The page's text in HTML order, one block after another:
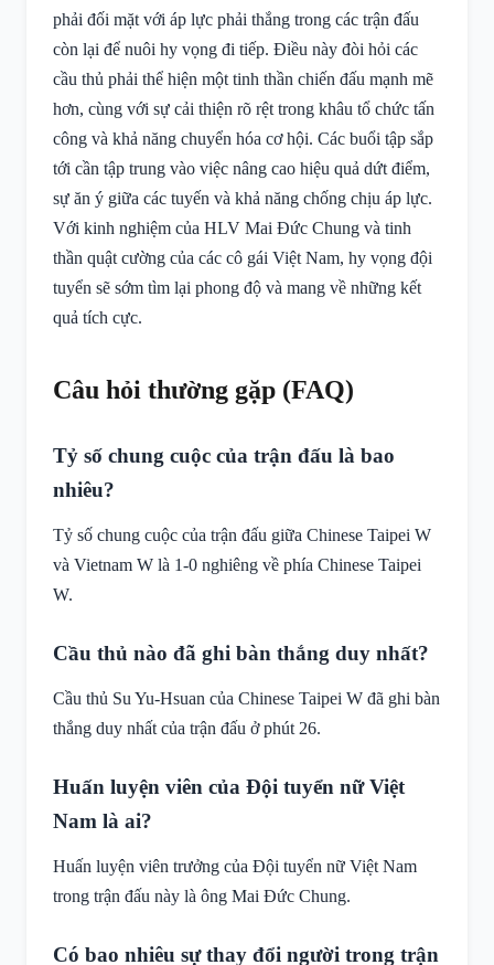
phải đối mặt với áp lực phải thắng trong các trận đấu
còn lại để nuôi hy vọng đi tiếp. Điều này đòi hỏi các
cầu thủ phải thể hiện một tinh thần chiến đấu mạnh mẽ
hơn, cùng với sự cải thiện rõ rệt trong khâu tổ chức tấn
công và khả năng chuyển hóa cơ hội. Các buổi tập sắp
tới cần tập trung vào việc nâng cao hiệu quả dứt điểm,
sự ăn ý giữa các tuyến và khả năng chống chịu áp lực.
Với kinh nghiệm của HLV Mai Đức Chung và tinh
thần quật cường của các cô gái Việt Nam, hy vọng đội
tuyển sẽ sớm tìm lại phong độ và mang về những kết
quả tích cực.
Câu hỏi thường gặp (FAQ)
Tỷ số chung cuộc của trận đấu là bao
nhiêu?
Tỷ số chung cuộc của trận đấu giữa Chinese Taipei W
và Vietnam W là 1-0 nghiêng về phía Chinese Taipei
W.
Cầu thủ nào đã ghi bàn thắng duy nhất?
Cầu thủ Su Yu-Hsuan của Chinese Taipei W đã ghi bàn
thắng duy nhất của trận đấu ở phút 26.
Huấn luyện viên của Đội tuyển nữ Việt
Nam là ai?
Huấn luyện viên trưởng của Đội tuyển nữ Việt Nam
trong trận đấu này là ông Mai Đức Chung.
Có bao nhiêu sự thay đổi người trong trận